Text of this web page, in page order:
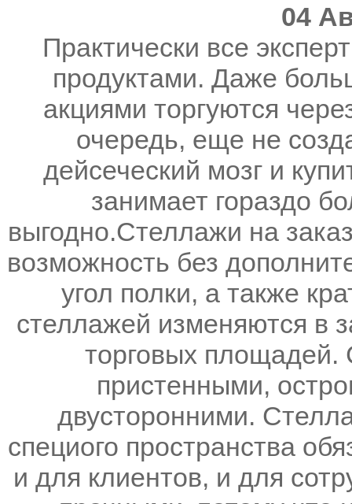
04
Практически все
продуктами. Даже
акциями торгуются
очередь, еще не
дейсеческий мозг и
занимает гораздо
выгодно.Стеллажи на
возможность без
угол полки, а также
стеллажей изменяются в
торговых площадей.
пристенными,
двусторонними.
специого пространства
и для клиентов, и для